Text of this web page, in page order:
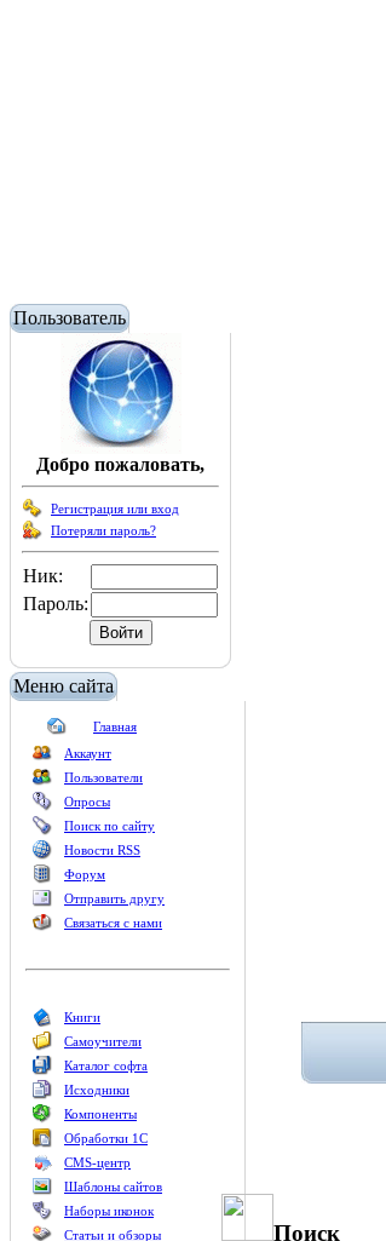
Пользователь
Добро пожаловать,
Регистрация или вход
Потеряли пароль?
Ник:
Пароль:
Меню сайта
Главная
Аккаунт
Пользователи
Опросы
Поиск по сайту
Новости RSS
Форум
Отправить другу
Связаться с нами
Книги
Самоучители
Каталог софта
Исходники
Компоненты
Обработки 1С
CMS-центр
Шаблоны сайтов
Наборы иконок
Статьи и обзоры
Поиск